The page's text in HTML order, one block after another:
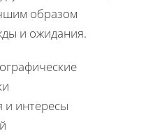
образом
и ожидания.
и интересы